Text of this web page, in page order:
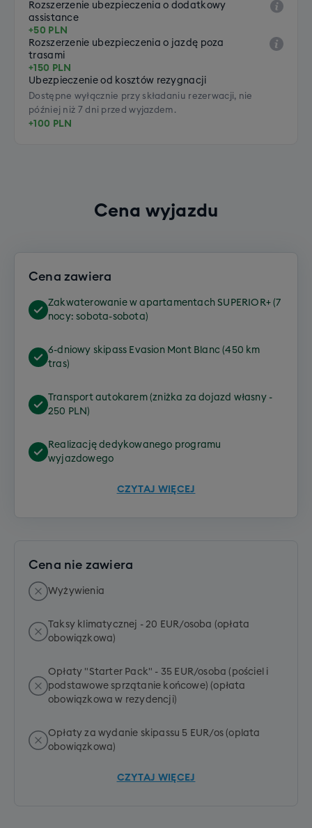
Rozszerzenie ubezpieczenia o dodatkowy
assistance
+50 PLN
Rozszerzenie ubezpieczenia o jazdę poza
trasami
+150 PLN
Ubezpieczenie od kosztów rezygnacji
Dostępne wyłącznie przy składaniu rezerwacji, nie
później niż 7 dni przed wyjazdem.
+100 PLN
Cena wyjazdu
Cena zawiera
Zakwaterowanie w apartamentach SUPERIOR+ (7
nocy: sobota-sobota)
6-dniowy skipass Evasion Mont Blanc (450 km
tras)
Transport autokarem (zniżka za dojazd własny -
250 PLN)
Realizację dedykowanego programu
wyjazdowego
CZYTAJ WIĘCEJ
Cena nie zawiera
Wyżywienia
Taksy klimatycznej - 20 EUR/osoba (opłata
obowiązkowa)
Opłaty "Starter Pack" - 35 EUR/osoba (pościel i
podstawowe sprzątanie końcowe) (opłata
obowiązkowa w rezydencji)
Opłaty za wydanie skipassu 5 EUR/os (oplata
obowiązkowa)
CZYTAJ WIĘCEJ